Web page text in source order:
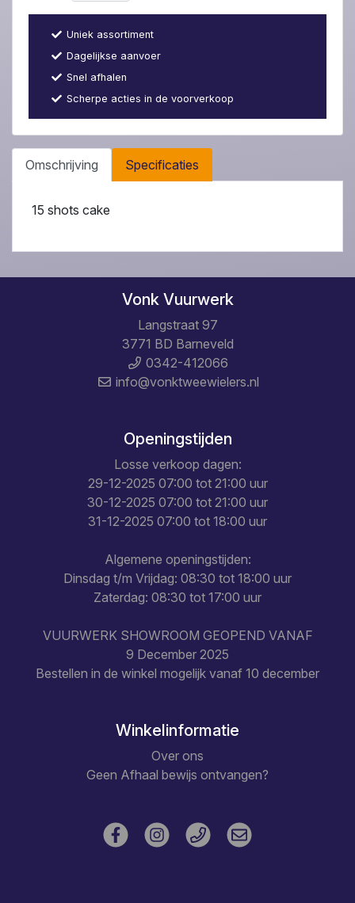
Uniek assortiment
Dagelijkse aanvoer
Snel afhalen
Scherpe acties in de voorverkoop
Omschrijving Specificaties
15 shots cake
Vonk Vuurwerk
Langstraat 97
3771 BD Barneveld
0342-412066
info@vonktweewielers.nl
Openingstijden
Losse verkoop dagen:
29-12-2025 07:00 tot 21:00 uur
30-12-2025 07:00 tot 21:00 uur
31-12-2025 07:00 tot 18:00 uur
Algemene openingstijden:
Dinsdag t/m Vrijdag: 08:30 tot 18:00 uur
Zaterdag: 08:30 tot 17:00 uur
VUURWERK SHOWROOM GEOPEND VANAF
9 December 2025
Bestellen in de winkel mogelijk vanaf 10 december
Winkelinformatie
Over ons
Geen Afhaal bewijs ontvangen?